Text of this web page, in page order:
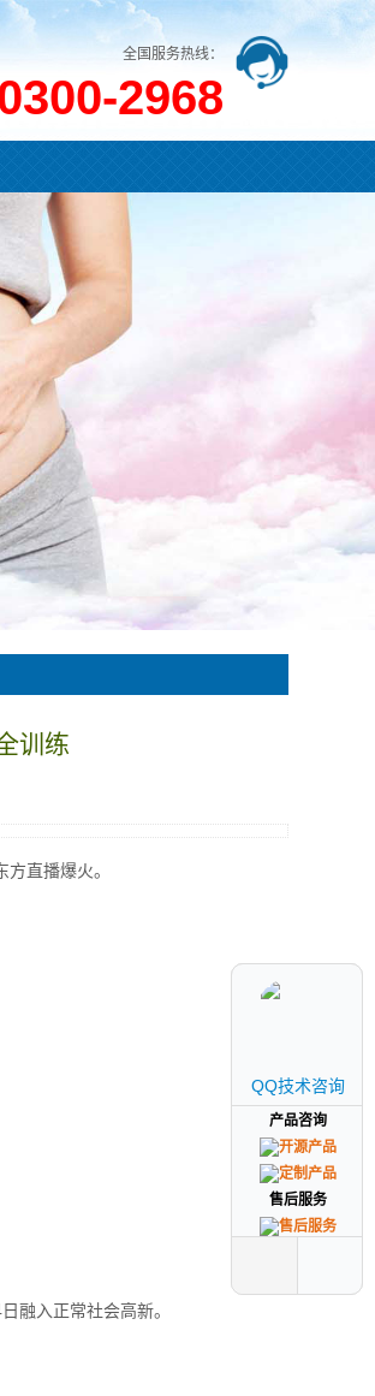
全国服务热线：
2968
训练
直播爆火。
融入正常社会高新。
QQ技术咨询
产品咨询
售后服务
QQ技术咨询
产品咨询
售后服务